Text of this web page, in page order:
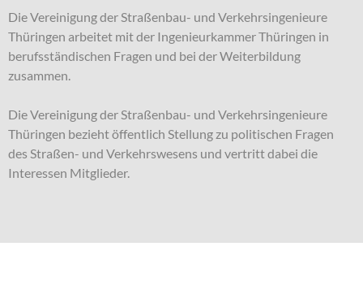
Die Vereinigung der Straßenbau- und Verkehrsingenieure
Thüringen arbeitet mit der Ingenieurkammer Thüringen in
berufsständischen Fragen und bei der Weiterbildung
zusammen.
Die Vereinigung der Straßenbau- und Verkehrsingenieure
Thüringen bezieht öffentlich Stellung zu politischen Fragen
des Straßen- und Verkehrswesens und vertritt dabei die
Interessen Mitglieder.